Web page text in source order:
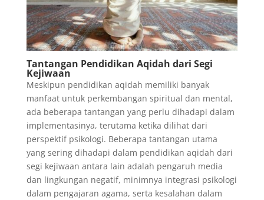
Tantangan Pendidikan Aqidah dari Segi
Kejiwaan
Meskipun pendidikan aqidah memiliki banyak
manfaat untuk perkembangan spiritual dan mental,
ada beberapa tantangan yang perlu dihadapi dalam
implementasinya, terutama ketika dilihat dari
perspektif psikologi. Beberapa tantangan utama
yang sering dihadapi dalam pendidikan aqidah dari
segi kejiwaan antara lain adalah pengaruh media
dan lingkungan negatif, minimnya integrasi psikologi
dalam pengajaran agama, serta kesalahan dalam